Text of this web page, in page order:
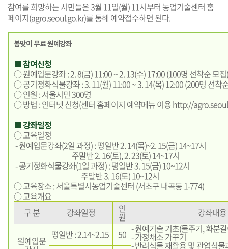
참여를 희망하는 시민들은 3월 11일(월) 11시부터 농업기술센터 홈
페이지(agro.seoul.go.kr)를 통해 예약접수하면 된다.
봄맞이 무료 원예강좌
■ 참여신청
○ 원예입문강좌 : 2. 8(금) 11:00 ~ 2. 13(수) 17:00 (100명 선착순 모집)
○ 공기정화식물강좌 : 3. 11(월) 11:00 ~ 3. 14(목) 12:00 (200명 선착
○ 인원 : 서울시민 300명
○ 방법 : 인터넷 신청(센터 홈페이지 예약메뉴 이용http://
■ 강좌일정
○ 교육일정
- 원예입문강좌(2일 과정) : 평일반 2. 14(목)~2. 15(금) 14~17시
주말반 2. 16(토), 2. 23(토) 14~17시
- 공기정화식물강좌(1일 과정) : 평일반 3. 15(금) 10~12시
주말반 3. 16(토) 10~12시
○ 교육장소 : 서울특별시농업기술센터 (서초구 내곡동 1-774)
○ 교육개요
구 분
강좌일정 인
원 강좌내용
원예입문
평일반 : 2.14~2.15 50 - 원예기술 기초(물주기, 화분
- 가정채소 가꾸기
- 반려식물 재활용 및 관엽식